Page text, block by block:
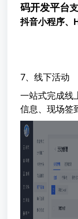
码开发平台
抖音小程序、
7、线下活动
一站式完成线
信息、现场签